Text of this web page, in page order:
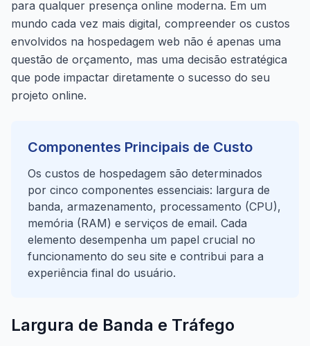
para qualquer presença online moderna. Em um
mundo cada vez mais digital, compreender os custos
envolvidos na hospedagem web não é apenas uma
questão de orçamento, mas uma decisão estratégica
que pode impactar diretamente o sucesso do seu
projeto online.
Componentes Principais de Custo
Os custos de hospedagem são determinados
por cinco componentes essenciais: largura de
banda, armazenamento, processamento (CPU),
memória (RAM) e serviços de email. Cada
elemento desempenha um papel crucial no
funcionamento do seu site e contribui para a
experiência final do usuário.
Largura de Banda e Tráfego